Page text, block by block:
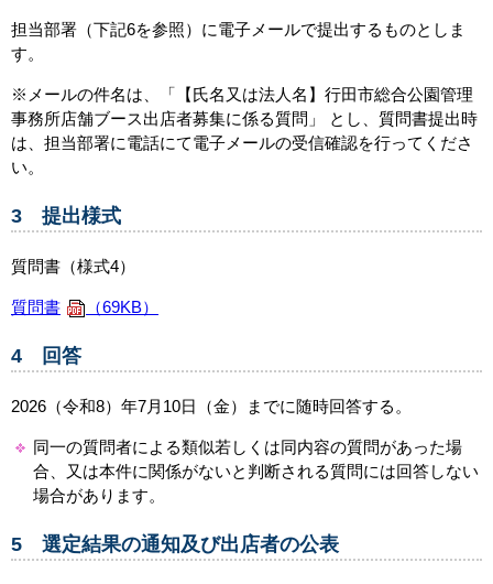
担当部署（下記6を参照）に電子メールで提出するものとしま
す。
※メールの件名は、「【氏名又は法人名】行田市総合公園管理
事務所店舗ブース出店者募集に係る質問」 とし、質問書提出時
は、担当部署に電話にて電子メールの受信確認を行ってくださ
い。
3 提出様式
質問書（様式4）
質問書 （69KB）
4 回答
2026（令和8）年7月10日（金）までに随時回答する。
同一の質問者による類似若しくは同内容の質問があった場
合、又は本件に関係がないと判断される質問には回答しない
場合があります。
5 選定結果の通知及び出店者の公表